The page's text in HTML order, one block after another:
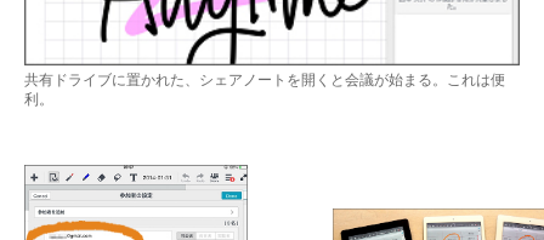
共有ドライブに置かれた、シェアノートを開くと会議が始まる。これは便
利。